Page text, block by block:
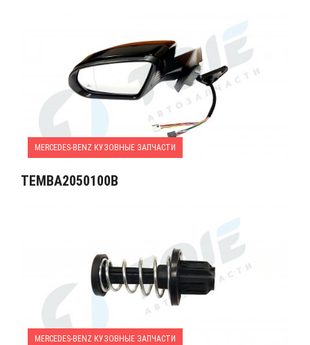
MERCEDES-BENZ КУЗОВНЫЕ ЗАПЧАСТИ
TEMBA2050100B
MERCEDES-BENZ КУЗОВНЫЕ ЗАПЧАСТИ